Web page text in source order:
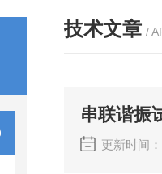
技术文章 /
串联谐振
更新时间